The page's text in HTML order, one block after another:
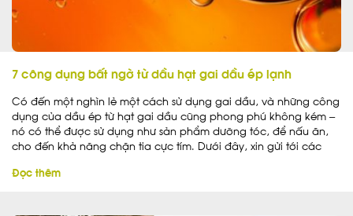
7 công dụng bất ngờ từ dầu hạt gai dầu ép lạnh
Có đến một nghìn lẻ một cách sử dụng gai dầu, và những công
dụng của dầu ép từ hạt gai dầu cũng phong phú không kém –
nó có thể được sử dụng như sản phẩm dưỡng tóc, để nấu ăn,
cho đến khả năng chặn tia cực tím. Dưới đây, xin gửi tới các
Đọc thêm